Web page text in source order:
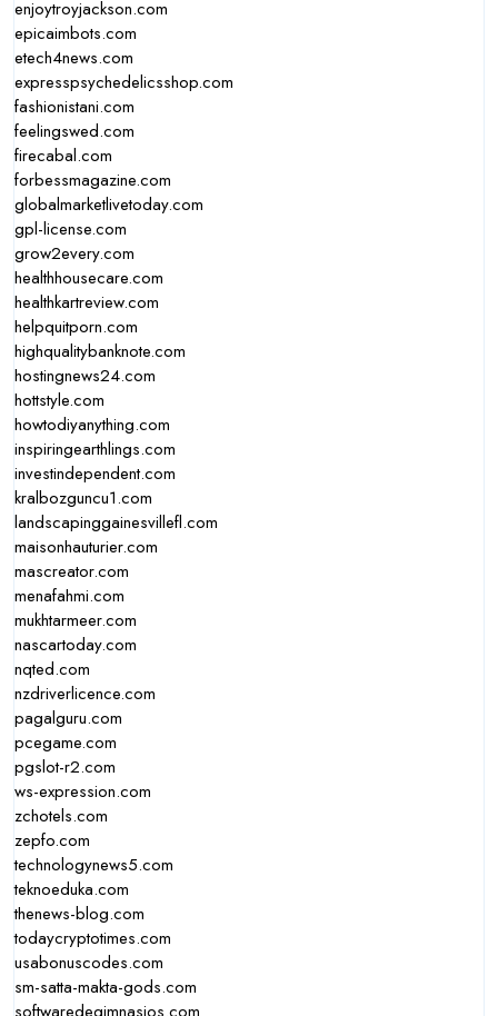
enjoytroyjackson.com
epicaimbots.com
etech4news.com
expresspsychedelicsshop.com
fashionistani.com
feelingswed.com
firecabal.com
forbessmagazine.com
globalmarketlivetoday.com
gpl-license.com
grow2every.com
healthhousecare.com
healthkartreview.com
helpquitporn.com
highqualitybanknote.com
hostingnews24.com
hottstyle.com
howtodiyanything.com
inspiringearthlings.com
investindependent.com
kralbozguncu1.com
landscapinggainesvillefl.com
maisonhauturier.com
mascreator.com
menafahmi.com
mukhtarmeer.com
nascartoday.com
nqted.com
nzdriverlicence.com
pagalguru.com
pcegame.com
pgslot-r2.com
ws-expression.com
zchotels.com
zepfo.com
technologynews5.com
teknoeduka.com
thenews-blog.com
todaycryptotimes.com
usabonuscodes.com
sm-satta-makta-gods.com